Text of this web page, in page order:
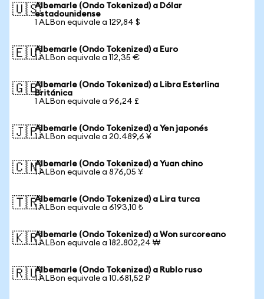
🇺🇸Albemarle (Ondo Tokenized) a Dólar
estadounidense
1 ALBon equivale a 129,84 $
🇪🇺Albemarle (Ondo Tokenized) a Euro
1 ALBon equivale a 112,35 €
🇬🇧Albemarle (Ondo Tokenized) a Libra Esterlina
Británica
1 ALBon equivale a 96,24 £
🇯🇵Albemarle (Ondo Tokenized) a Yen japonés
1 ALBon equivale a 20.489,6 ¥
🇨🇳Albemarle (Ondo Tokenized) a Yuan chino
1 ALBon equivale a 876,05 ¥
🇹🇷Albemarle (Ondo Tokenized) a Lira turca
1 ALBon equivale a 6193,10 ₺
🇰🇷Albemarle (Ondo Tokenized) a Won surcoreano
1 ALBon equivale a 182.802,24 ₩
🇷🇺Albemarle (Ondo Tokenized) a Rublo ruso
1 ALBon equivale a 10.681,52 ₽